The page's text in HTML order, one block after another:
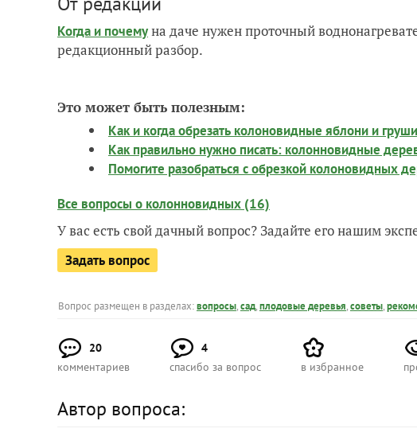
Когда и почемуна даче нужен проточный
редакционный разбор.
Это может быть полезным:
Как и когда обрезать колоновидные яблони и
Как правильно нужно писать: колонновидные
Помогите разобраться с обрезкой колоновидных
Все вопросы о колонновидных (16)
У вас есть свой дачный вопрос? Задайте его нашим
Задать вопрос
Вопрос размещен в разделах:вопросы,сад,плодовые деревья,советы,
20
комментариев
4
спасибо за вопрос
в избранное
Автор вопроса: